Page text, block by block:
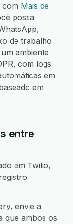
com Mais de
possa
de trabalho
ambiente
com logs
em
em
entre
em Twilio,
envie a
que ambos os